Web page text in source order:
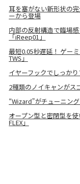
耳を塞がない新形状の
ーから登場
内部の反射構造で臨場
「iReep01」
最短0.05秒遅延！ ゲー
TWS」
イヤーフックでしっか
2種類のノイキャンがス
“Wizard”がチューニン
オープン型と密閉型を
FLEX」